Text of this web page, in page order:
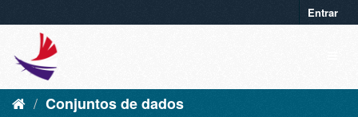
Entrar
Conjuntos de dados